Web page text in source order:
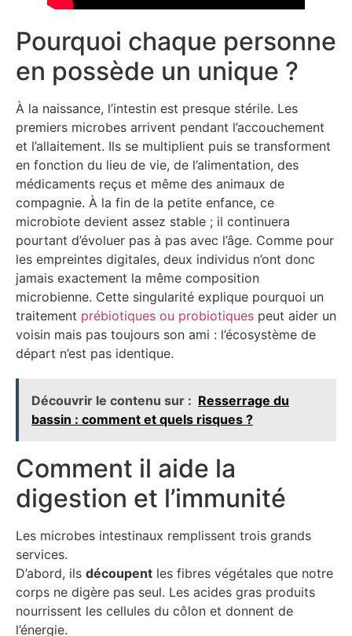
Pourquoi chaque personne
en possède un unique ?
À la naissance, l’intestin est presque stérile. Les
premiers microbes arrivent pendant l’accouchement
et l’allaitement. Ils se multiplient puis se transforment
en fonction du lieu de vie, de l’alimentation, des
médicaments reçus et même des animaux de
compagnie. À la fin de la petite enfance, ce
microbiote devient assez stable ; il continuera
pourtant d’évoluer pas à pas avec l’âge. Comme pour
les empreintes digitales, deux individus n’ont donc
jamais exactement la même composition
microbienne. Cette singularité explique pourquoi un
traitement prébiotiques ou probiotiques peut aider un
voisin mais pas toujours son ami : l’écosystème de
départ n’est pas identique.
Découvrir le contenu sur : Resserrage du
bassin : comment et quels risques ?
Comment il aide la
digestion et l’immunité
Les microbes intestinaux remplissent trois grands
services.
D’abord, ils découpent les fibres végétales que notre
corps ne digère pas seul. Les acides gras produits
nourrissent les cellules du côlon et donnent de
l’énergie.